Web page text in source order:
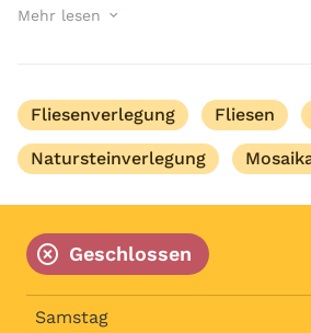
MC Fliesen finden Sie die besten
Mehr lesen
Fliesenverlegung Fliesen
Natursteinverlegung
Geschlossen
Samstag